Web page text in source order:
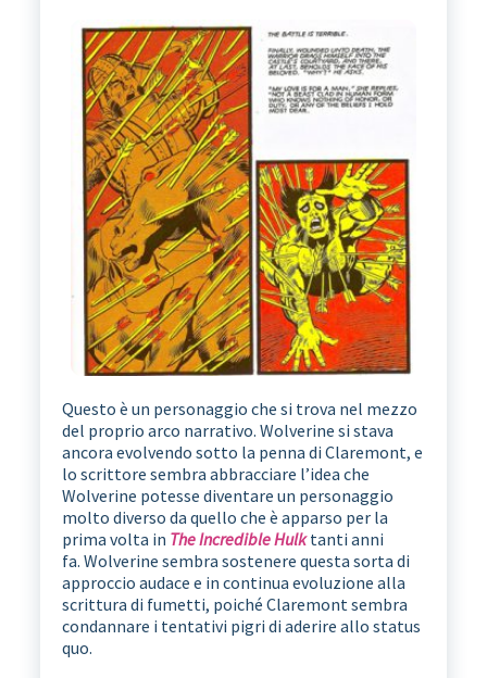
Questo è un personaggio che si trova nel mezzo
del proprio arco narrativo. Wolverine si stava
ancora evolvendo sotto la penna di Claremont, e
lo scrittore sembra abbracciare l’idea che
Wolverine potesse diventare un personaggio
molto diverso da quello che è apparso per la
prima volta in The Incredible Hulktanti anni
fa. Wolverine sembra sostenere questa sorta di
approccio audace e in continua evoluzione alla
scrittura di fumetti, poiché Claremont sembra
condannare i tentativi pigri di aderire allo status
quo.